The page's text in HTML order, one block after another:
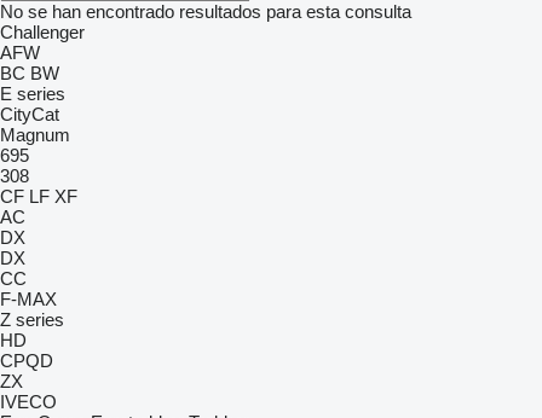
No se han encontrado resultados para esta consulta
Challenger
AFW
BC BW
E series
CityCat
Magnum
695
308
CF LF XF
AC
DX
DX
CC
F-MAX
Z series
HD
CPQD
ZX
IVECO